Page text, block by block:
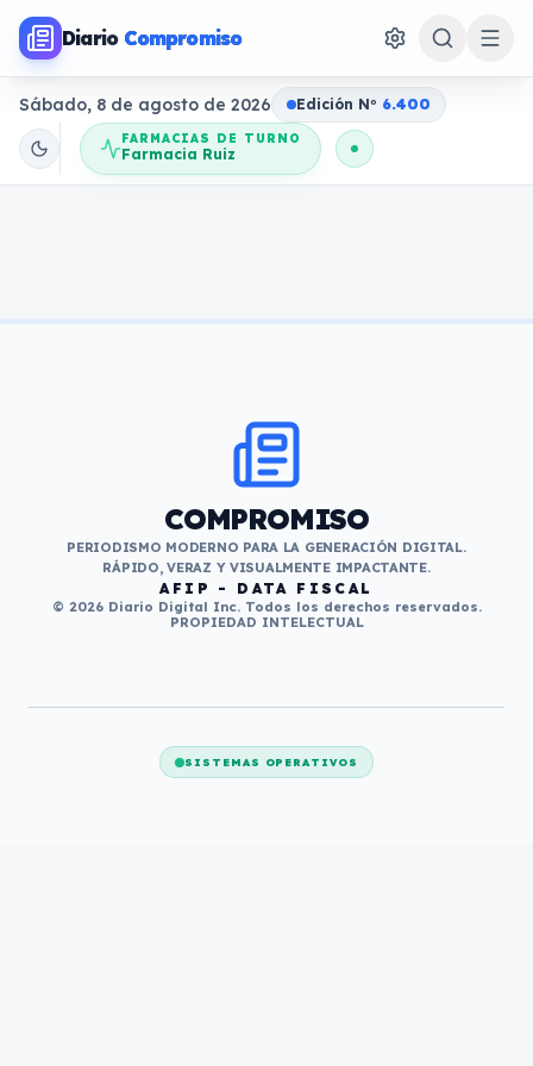
Diario Compromiso
Sábado, 8 de agosto de 2026 Edición No 6.400
FARMACIAS DE TURNO
Farmacia Ruiz
COMPROMISO
PERIODISMO MODERNO PARA LA GENERACIÓN DIGITAL.
RÁPIDO, VERAZ Y VISUALMENTE IMPACTANTE.
AFIP - DATA FISCAL
© 2026 Diario Digital Inc. Todos los derechos reservados.
PROPIEDAD INTELECTUAL
SISTEMAS OPERATIVOS